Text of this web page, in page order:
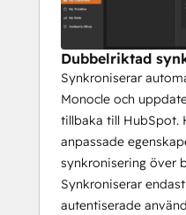
Dina kunddata finns i HubSpot, men dina
dagliga CS-
annanstans.
skapar en dubbelriktad synkronisering
mellan HubSpot
arbetsyta, vilket
hålls uppdaterat samtidigt som du får ett
intelligent lager
3. Reaktiva arbetsflöden istället för
Dubbelriktad
Synkroniserar
Monocle och
tillbaka till HubSpot.
anpassade
synkronisering över
Synkroniserar
autentiserade